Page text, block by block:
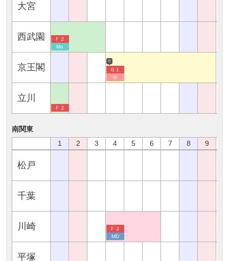
大宮
西武園
Ｆ２
Mo
京王閣
※
Ｇ１
G
立川
Ｆ２
南関東
1
2 3 4 5 6 7 8 9
松戸
千葉
川崎
Ｆ２
MD
平塚